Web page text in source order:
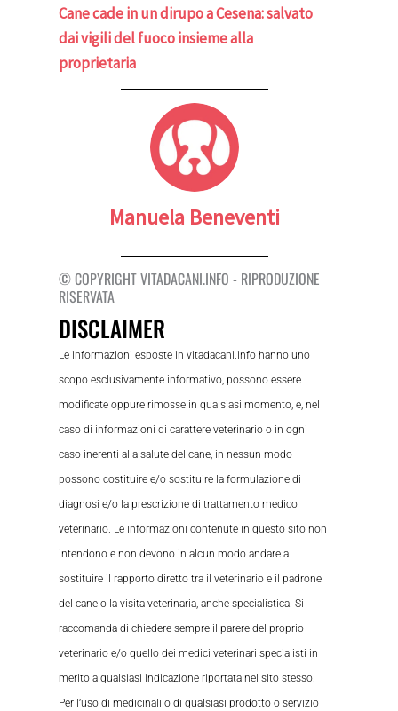
Cane cade in un dirupo a Cesena: salvato
dai vigili del fuoco insieme alla
proprietaria
Manuela Beneventi
© COPYRIGHT VITADACANI.INFO - RIPRODUZIONE
RISERVATA
DISCLAIMER
Le informazioni esposte in vitadacani.info hanno uno
scopo esclusivamente informativo, possono essere
modificate oppure rimosse in qualsiasi momento, e, nel
caso di informazioni di carattere veterinario o in ogni
caso inerenti alla salute del cane, in nessun modo
possono costituire e/o sostituire la formulazione di
diagnosi e/o la prescrizione di trattamento medico
veterinario. Le informazioni contenute in questo sito non
intendono e non devono in alcun modo andare a
sostituire il rapporto diretto tra il veterinario e il padrone
del cane o la visita veterinaria, anche specialistica. Si
raccomanda di chiedere sempre il parere del proprio
veterinario e/o quello dei medici veterinari specialisti in
merito a qualsiasi indicazione riportata nel sito stesso.
Per l’uso di medicinali o di qualsiasi prodotto o servizio